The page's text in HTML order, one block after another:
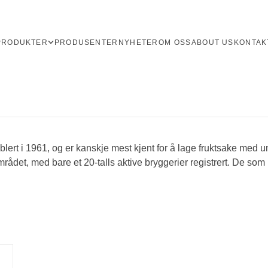
PRODUSENTER NYHETER OM OSSABOUT US
i 1961, og er kanskje mest kjent for å lage fruktsake med
med bare et 20-talls aktive bryggerier registrert. De